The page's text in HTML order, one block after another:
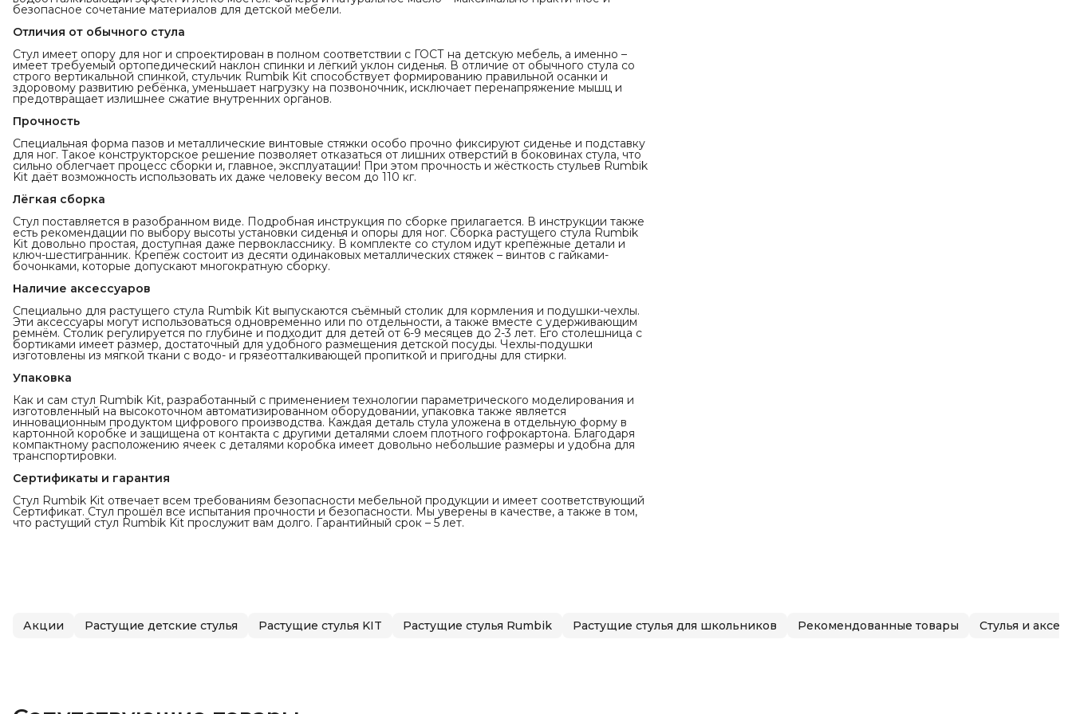
Лёгкая сборка
опоры для ног. Сборка растущего стула Rumbik Kit
довольно простая, доступная даже первокласснику. В
комплекте со стулом идут крепёжные детали и ключ-
шестигранник. Крепёж состоит из десяти одинаковых
металлических стяжек – винтов с гайками-бочонками,
съёмный столик для кормления и подушки-чехлы. Эти
аксессуары могут использоваться одновременно или по
отдельности, а также вместе с удерживающим ремнём.
Столик регулируется по глубине и подходит для детей от 6-
9 месяцев до 2-3 лет. Его столешница с бортиками имеет
водо- и грязеотталкивающей пропиткой и пригодны для
стирки.
Упаковка
Как и сам стул Rumbik Kit, разработанный с применением
технологии параметрического моделирования и
уложена в отдельную форму в картонной коробке и
защищена от контакта с другими деталями слоем плотного
гофрокартона. Благодаря компактному расположению
ячеек с деталями коробка имеет довольно небольшие
размеры и удобна для транспортировки.
Сертификаты и гарантия
Сертификат. Стул прошёл все испытания прочности и
безопасности. Мы уверены в качестве, а также в том, что
растущий стул Rumbik Kit прослужит вам долго.
Гарантийный срок – 5 лет.
безопасное сочетание материалов для детской мебели.
Отличия от обычного стула
Стул имеет опору для ног и спроектирован в полном соответствии с ГОСТ на детскую мебель, а именно –
имеет требуемый ортопедический наклон спинки и лёгкий уклон сиденья. В отличие от обычного стула со
строго вертикальной спинкой, стульчик Rumbik Kit способствует формированию правильной осанки и
здоровому развитию ребёнка, уменьшает нагрузку на позвоночник, исключает перенапряжение мышц и
предотвращает излишнее сжатие внутренних органов.
Прочность
Специальная форма пазов и металлические винтовые стяжки особо прочно фиксируют сиденье и подставку
для ног. Такое конструкторское решение позволяет отказаться от лишних отверстий в боковинах стула, что
сильно облегчает процесс сборки и, главное, эксплуатации! При этом прочность и жёсткость стульев Rumbik
Kit даёт возможность использовать их даже человеку весом до 110 кг.
Лёгкая сборка
Стул поставляется в разобранном виде. Подробная инструкция по сборке прилагается. В инструкции также
есть рекомендации по выбору высоты установки сиденья и опоры для ног. Сборка растущего стула Rumbik
Kit довольно простая, доступная даже первокласснику. В комплекте со стулом идут крепёжные детали и
ключ-шестигранник. Крепёж состоит из десяти одинаковых металлических стяжек – винтов с гайками-
бочонками, которые допускают многократную сборку.
Наличие аксессуаров
Специально для растущего стула Rumbik Kit выпускаются съёмный столик для кормления и подушки-чехлы.
Эти аксессуары могут использоваться одновременно или по отдельности, а также вместе с удерживающим
ремнём. Столик регулируется по глубине и подходит для детей от 6-9 месяцев до 2-3 лет. Его столешница с
бортиками имеет размер, достаточный для удобного размещения детской посуды. Чехлы-подушки
изготовлены из мягкой ткани с водо- и грязеотталкивающей пропиткой и пригодны для стирки.
Упаковка
Как и сам стул Rumbik Kit, разработанный с применением технологии параметрического моделирования и
изготовленный на высокоточном автоматизированном оборудовании, упаковка также является
инновационным продуктом цифрового производства. Каждая деталь стула уложена в отдельную форму в
картонной коробке и защищена от контакта с другими деталями слоем плотного гофрокартона. Благодаря
компактному расположению ячеек с деталями коробка имеет довольно небольшие размеры и удобна для
транспортировки.
Сертификаты и гарантия
Cтул Rumbik Kit отвечает всем требованиям безопасности мебельной продукции и имеет соответствующий
Сертификат. Стул прошёл все испытания прочности и безопасности. Мы уверены в качестве, а также в том,
что растущий стул Rumbik Kit прослужит вам долго. Гарантийный срок – 5 лет.
Акции Растущие детские стулья Растущие стулья KIT Растущие стулья Rumbik Растущие стулья для школьников Рекомендованные товары Стулья и